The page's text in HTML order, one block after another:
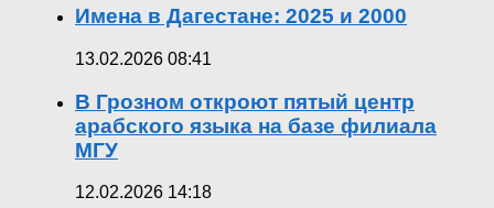
Имена в Дагестане: 2025 и 2000
13.02.2026 08:41
В Грозном откроют пятый центр
арабского языка на базе филиала
МГУ
12.02.2026 14:18